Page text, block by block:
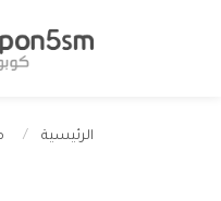
الرئيسية